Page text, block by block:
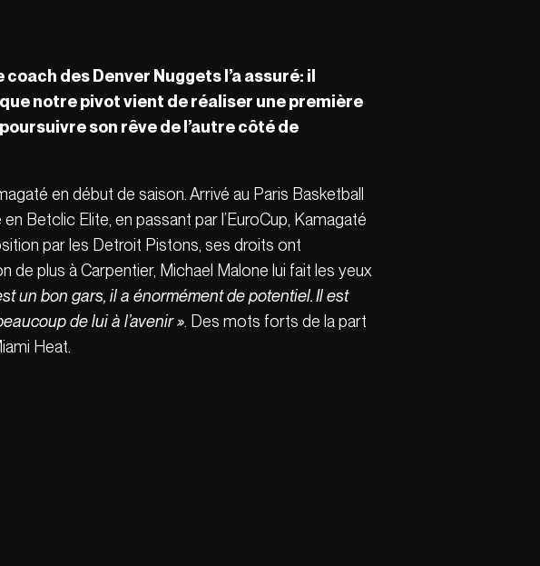
des Denver Nuggets l’a assuré: il
notre pivot vient de réaliser une première
son rêve de l’autre côté de
en début de saison. Arrivé au Paris Basketball
Betclic Elite, en passant par l’EuroCup, Kamagaté
par les Detroit Pistons, ses droits ont
de plus à Carpentier, Michael Malone lui fait les yeux
un bon gars, il a énormément de potentiel. Il est
de lui à l’avenir ». Des mots forts de la part
Heat.